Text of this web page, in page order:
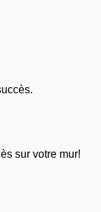
sur votre mur!